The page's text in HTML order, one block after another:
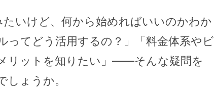
たいけど、何から始めればいいのかわか
ってどう活用するの？」「料金体系やビ
リットを知りたい」――そんな疑問を
しょうか。